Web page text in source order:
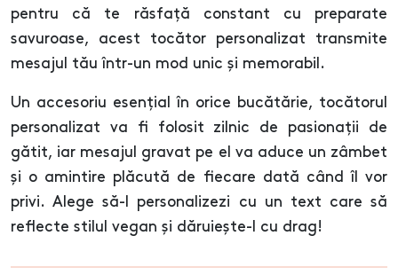
pentru că te răsfață constant cu preparate
savuroase, acest tocător personalizat transmite
mesajul tău într-un mod unic și memorabil.
Un accesoriu esențial în orice bucătărie, tocătorul
personalizat va fi folosit zilnic de pasionații de
gătit, iar mesajul gravat pe el va aduce un zâmbet
și o amintire plăcută de fiecare dată când îl vor
privi. Alege să-l personalizezi cu un text care să
reflecte stilul vegan și dăruiește-l cu drag!